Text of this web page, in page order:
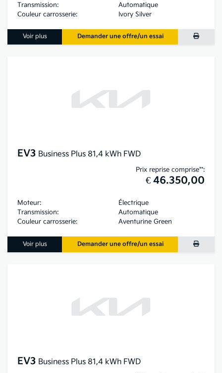
Transmission:
Automatique
Couleur carrosserie:
Ivory Silver
Voir plus Demander une offre/un essai
EV3 Business Plus 81,4 kWh FWD
Prix reprise comprise**:
€ 46.350,00
Moteur:
Électrique
Transmission:
Automatique
Couleur carrosserie:
Aventurine Green
Voir plus Demander une offre/un essai
EV3 Business Plus 81,4 kWh FWD